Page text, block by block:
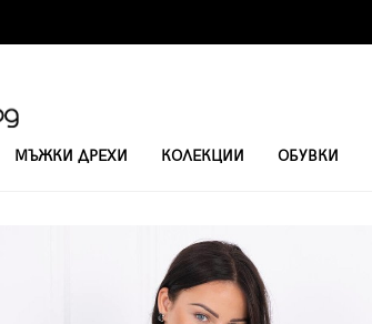
МЪЖКИ ДРЕХИ КОЛЕКЦИИ ОБУВКИ